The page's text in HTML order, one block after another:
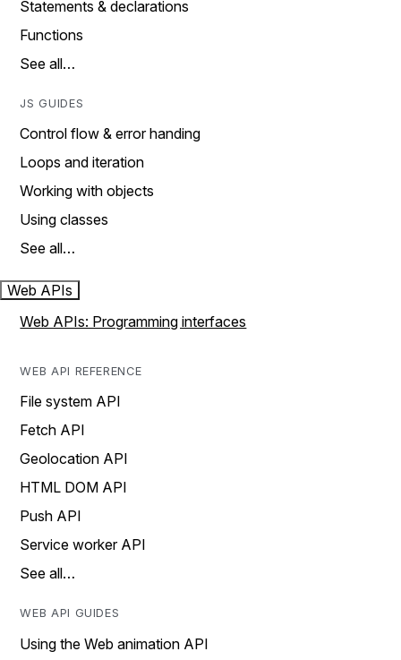
Statements & declarations
Functions
See all…
JS GUIDES
Control flow & error handing
Loops and iteration
Working with objects
Using classes
See all…
Web APIs
Web APIs: Programming interfaces
WEB API REFERENCE
File system API
Fetch API
Geolocation API
HTML DOM API
Push API
Service worker API
See all…
WEB API GUIDES
Using the Web animation API